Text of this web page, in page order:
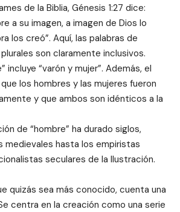
de la Biblia, Génesis 1:27 dice:
a su imagen, a imagen de Dios lo
los creó”. Aquí, las palabras de
son claramente inclusivos.
incluye “varón y mujer”. Además, el
que los hombres y las mujeres fueron
y que ambos son idénticos a la
de “hombre” ha durado siglos,
medievales hasta los empiristas
seculares de la Ilustración.
quizás sea más conocido, cuenta una
centra en la creación como una serie